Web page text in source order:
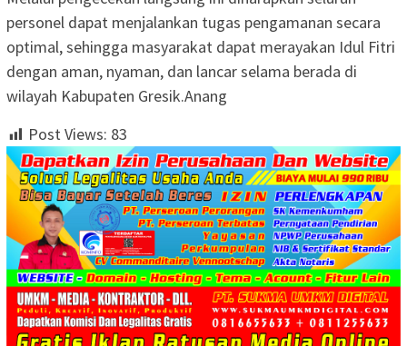
personel dapat menjalankan tugas pengamanan secara
optimal, sehingga masyarakat dapat merayakan Idul Fitri
dengan aman, nyaman, dan lancar selama berada di
wilayah Kabupaten Gresik.Anang
Post Views: 83